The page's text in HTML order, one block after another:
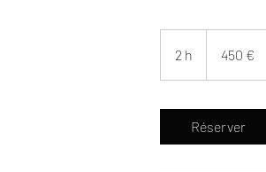
2 h
h
450 €
Réserver